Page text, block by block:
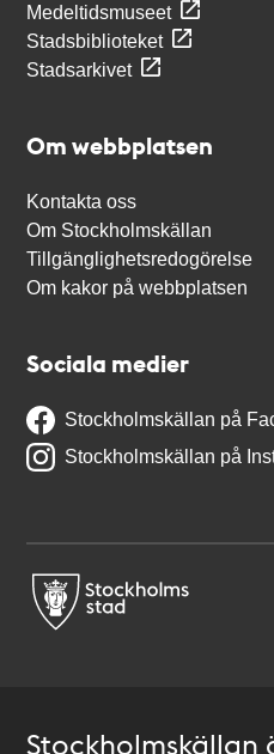
Medeltidsmuseet
Stadsbiblioteket
Stadsarkivet
Om webbplatsen
Kontakta oss
Om Stockholmskällan
Tillgänglighetsredogörelse
Om kakor på webbplatsen
Sociala medier
Stockholmskällan på
Stockholmskällan på